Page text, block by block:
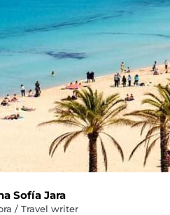
Sofía Jara
/ Travel writer